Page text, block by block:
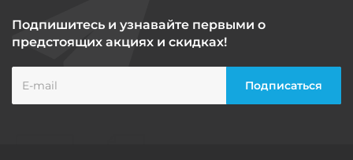
Подпишитесь и узнавайте первыми о
предстоящих акциях и скидках!